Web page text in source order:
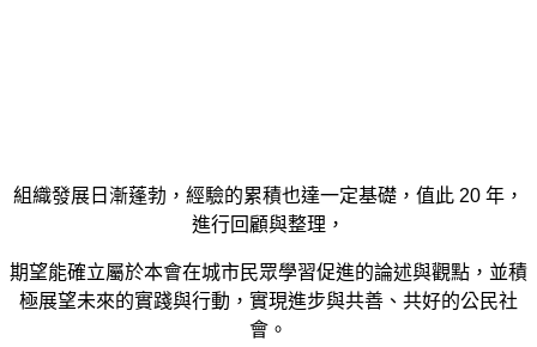
組織發展日漸蓬勃，經驗的累積也達一定基礎，值此 20 年，
進行回顧與整理，
期望能確立屬於本會在城市民眾學習促進的論述與觀點，並積
極展望未來的實踐與行動，實現進步與共善、共好的公民社
會。